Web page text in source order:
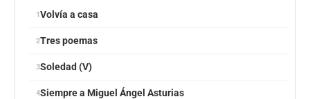
Volvía a casa
Tres poemas
Soledad (V)
Siempre a Miguel Ángel Asturias